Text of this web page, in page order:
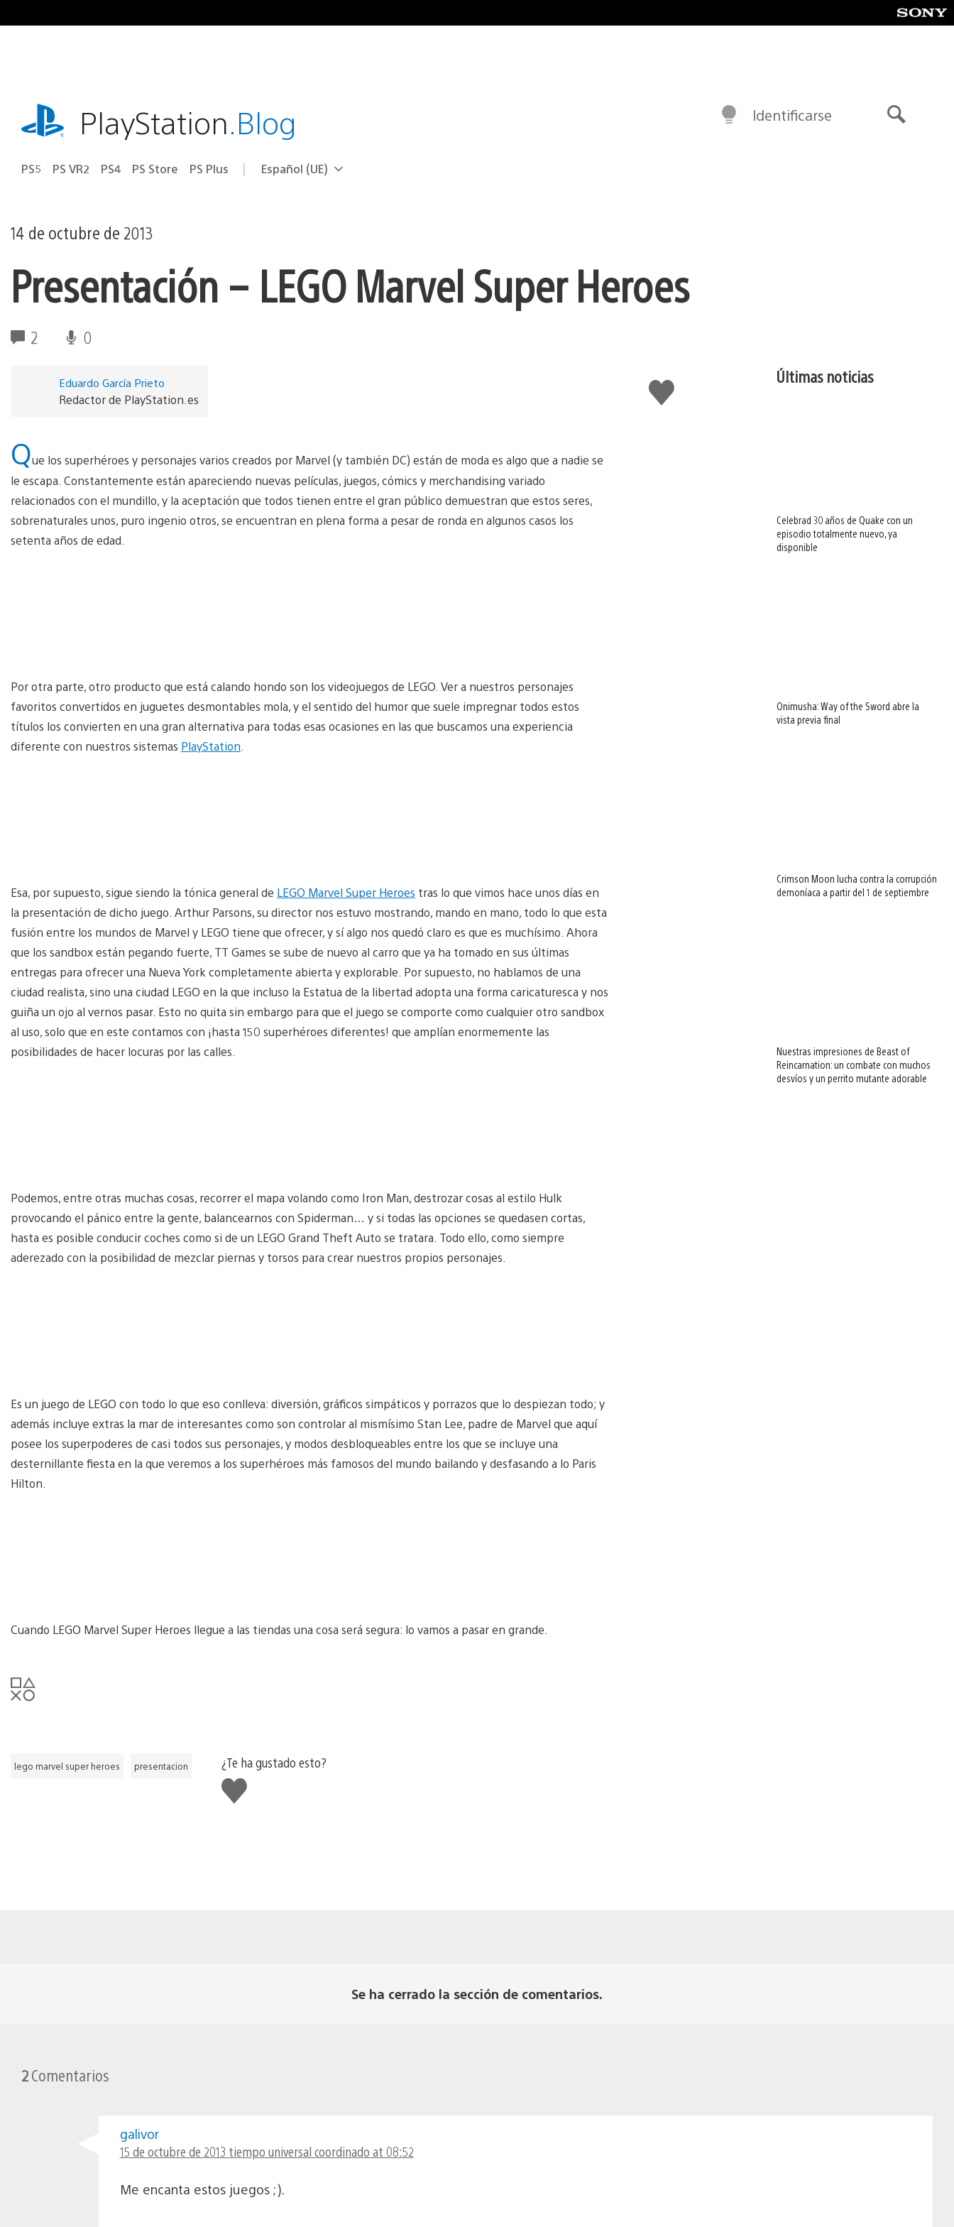
al
playstation.comPlayStation.Blog
PS5 PS VR2 PS4 PS Store PS Plus Selecciona
Región
Español (UE)
Identificarse
14 de octubre de 2013
Presentación – LEGO Marvel Super Heroes
2 0
Me
gusta
Eduardo García Prieto
Redactor de PlayStation.es
Que los superhéroes y personajes varios creados por Marvel (y también DC) están de moda es algo que a nadie se
le escapa. Constantemente están apareciendo nuevas películas, juegos, cómics y merchandising variado
relacionados con el mundillo, y la aceptación que todos tienen entre el gran público demuestran que estos seres,
sobrenaturales unos, puro ingenio otros, se encuentran en plena forma a pesar de ronda en algunos casos los
setenta años de edad.
Por otra parte, otro producto que está calando hondo son los videojuegos de LEGO. Ver a nuestros personajes
favoritos convertidos en juguetes desmontables mola, y el sentido del humor que suele impregnar todos estos
títulos los convierten en una gran alternativa para todas esas ocasiones en las que buscamos una experiencia
diferente con nuestros sistemas PlayStation
Esa, por supuesto, sigue siendo la tónica general de LEGO Marvel Super Heroes tras lo que vimos hace unos días en
la presentación de dicho juego. Arthur Parsons, su director nos estuvo mostrando, mando en mano, todo lo que esta
fusión entre los mundos de Marvel y LEGO tiene que ofrecer, y sí algo nos quedó claro es que es muchísimo. Ahora
que los sandbox están pegando fuerte, TT Games se sube de nuevo al carro que ya ha tomado en sus últimas
entregas para ofrecer una Nueva York completamente abierta y explorable. Por supuesto, no hablamos de una
ciudad realista, sino una ciudad LEGO en la que incluso la Estatua de la libertad adopta una forma caricaturesca y nos
guiña un ojo al vernos pasar. Esto no quita sin embargo para que el juego se comporte como cualquier otro sandbox
al uso, solo que en este contamos con ¡hasta 150 superhéroes diferentes! que amplían enormemente las
posibilidades de hacer locuras por las calles.
Podemos, entre otras muchas cosas, recorrer el mapa volando como Iron Man, destrozar cosas al estilo Hulk
provocando el pánico entre la gente, balancearnos con Spiderman… y si todas las opciones se quedasen cortas,
hasta es posible conducir coches como si de un LEGO Grand Theft Auto se tratara. Todo ello, como siempre
aderezado con la posibilidad de mezclar piernas y torsos para crear nuestros propios personajes.
Es un juego de LEGO con todo lo que eso conlleva: diversión, gráficos simpáticos y porrazos que lo despiezan todo; y
además incluye extras la mar de interesantes como son controlar al mismísimo Stan Lee, padre de Marvel que aquí
posee los superpoderes de casi todos sus personajes, y modos desbloqueables entre los que se incluye una
desternillante fiesta en la que veremos a los superhéroes más famosos del mundo bailando y desfasando a lo Paris
Hilton.
Cuando LEGO Marvel Super Heroes llegue a las tiendas una cosa será segura: lo vamos a pasar en grande.
lego marvel super heroes presentacion
¿Te ha gustado esto?
Me
gusta
Últimas noticias
Celebrad 30 años de Quake con un
episodio totalmente nuevo, ya
disponible
Onimusha: Way of the Sword abre la
vista previa final
Crimson Moon lucha contra la corrupción
demoníaca a partir del 1 de septiembre
Nuestras impresiones de Beast of
Reincarnation: un combate con muchos
desvíos y un perrito mutante adorable
Se ha cerrado la sección de comentarios.
2Comentarios
galivor
15 de octubre de 2013 tiempo universal coordinado at 08:52
Me encanta estos juegos ;).